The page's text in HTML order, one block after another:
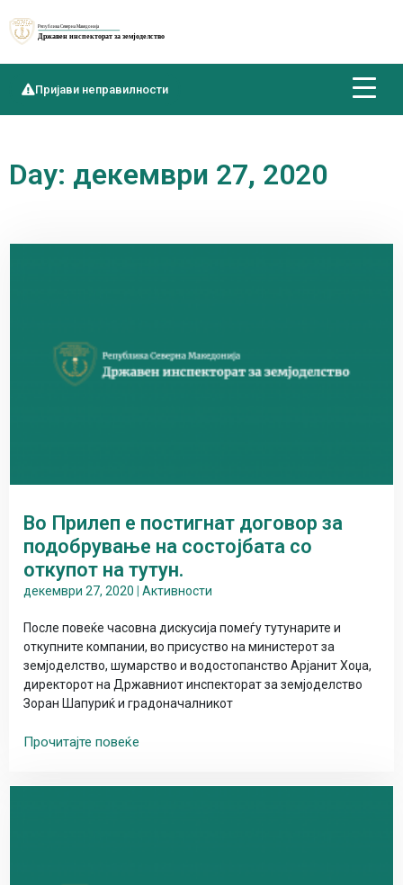
Пријави неправилности
Day: декември 27, 2020
Во Прилеп е постигнат договор за
подобрување на состојбата со
откупот на тутун.
декември 27, 2020 Активности
После повеќе часовна дискусија помеѓу тутунарите и
откупните компании, во присуство на министерот за
земјоделство, шумарство и водостопанство Арјанит Хоџа,
директорот на Државниот инспекторат за земјоделство
Зоран Шапуриќ и градоначалникот
Прочитајте повеќе